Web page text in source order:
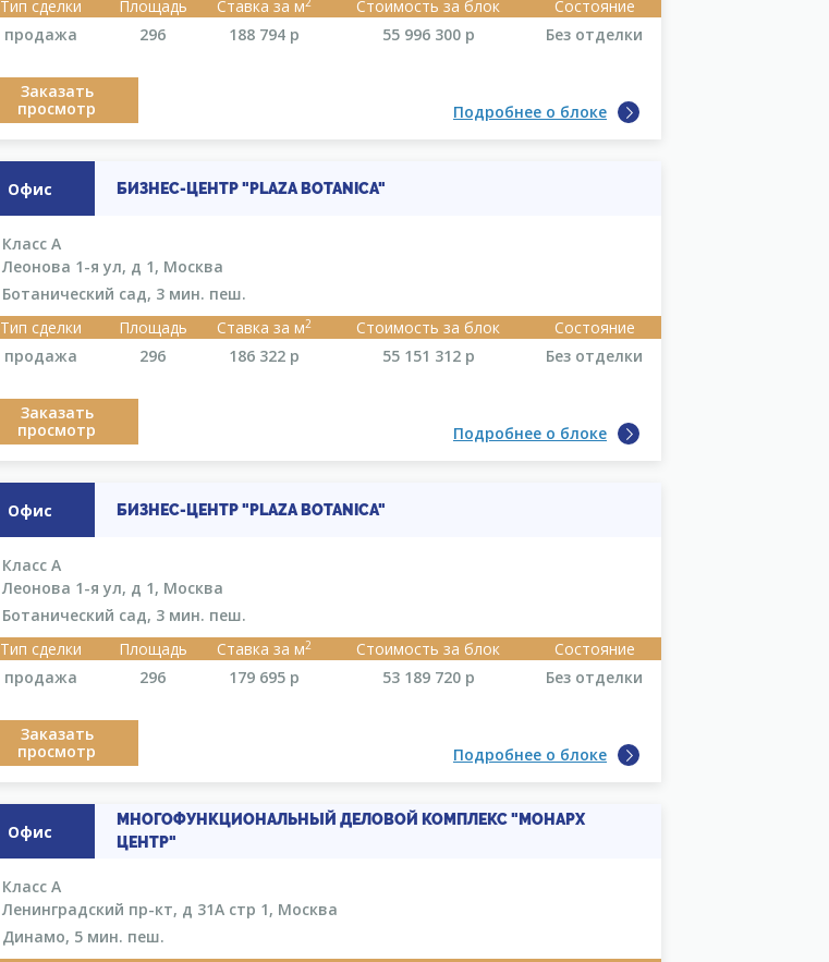
Тип сделки
Площадь Ставка за м Стоимость за блок
Состояние
продажа
296 188 794 р 55 996 300р Без отделки
Заказать
просмотр
Подробнее о блоке
Офис БИЗНЕС-ЦЕНТР "PLAZA BOTANICA"
Класс A
Леонова 1-я ул, д 1, Москва
Ботанический сад, 3 мин. пеш.
Тип сделки
Площадь Ставка за м2 Стоимость за блок
Состояние
продажа
296 186 322 р 55 151 312р Без отделки
Заказать
просмотр
Подробнее о блоке
Офис БИЗНЕС-ЦЕНТР "PLAZA BOTANICA"
Класс A
Леонова 1-я ул, д 1, Москва
Ботанический сад, 3 мин. пеш.
Тип сделки
Площадь Ставка за м2 Стоимость за блок
Состояние
продажа
296 179 695 р 53 189 720р Без отделки
Заказать
просмотр
Подробнее о блоке
Офис
МНОГОФУНКЦИОНАЛЬНЫЙ ДЕЛОВОЙ КОМПЛЕКС "МОНАРХ
ЦЕНТР"
Класс A
Ленинградский пр-кт, д 31А стр 1, Москва
Динамо, 5 мин. пеш.